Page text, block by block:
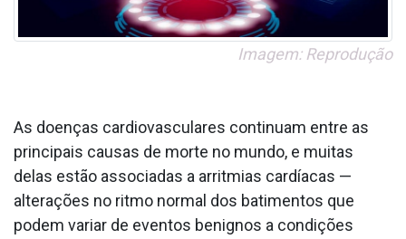
Imagem: Reprodução
As doenças cardiovasculares continuam entre as
principais causas de morte no mundo, e muitas
delas estão associadas a arritmias cardíacas —
alterações no ritmo normal dos batimentos que
podem variar de eventos benignos a condições